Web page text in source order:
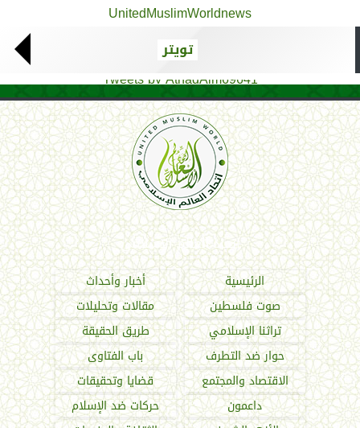
UnitedMuslimWorldnews
تويتر
Tweets by AthadAlm69641
اتحاد العالم الإسلامي
الرئيسية
أخبار وأحداث
صوت فلسطين
مقالات وتحليلات
تراثنا الإسلامي
طريق الحقيقة
حوار ضد التطرف
باب الفتاوى
الاقتصاد والمجتمع
قضايا وتحقيقات
داعمون
حركات ضد الإسلام